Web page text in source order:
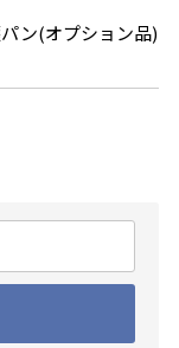
ン(オプション品)